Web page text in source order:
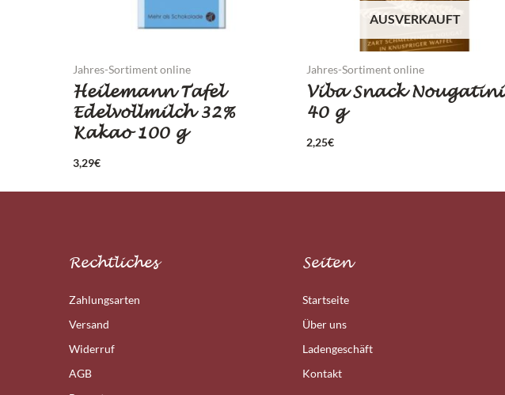
Jahres-Sortiment online
Heilemann Tafel
Edelvollmilch 32%
Kakao 100 g
3,29€
AUSVERKAUFT
Jahres-Sortiment online
Viba Snack Nougatini
40 g
2,25€
Rechtliches
Zahlungsarten
Versand
Widerruf
AGB
Seiten
Startseite
Über uns
Ladengeschäft
Kontakt